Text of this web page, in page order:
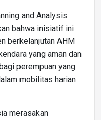
and Analysis
bahwa inisiatif ini
berkelanjutan AHM
yang aman dan
perempuan yang
mobilitas harian
merasakan